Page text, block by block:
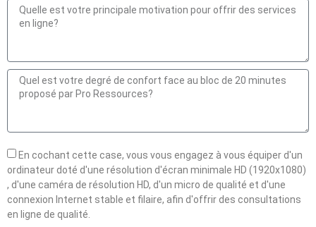
En cochant cette case, vous vous engagez à vous équiper d'un
ordinateur doté d'une résolution d'écran minimale HD (1920x1080)
, d'une caméra de résolution HD, d'un micro de qualité et d'une
connexion Internet stable et filaire, afin d'offrir des consultations
en ligne de qualité.